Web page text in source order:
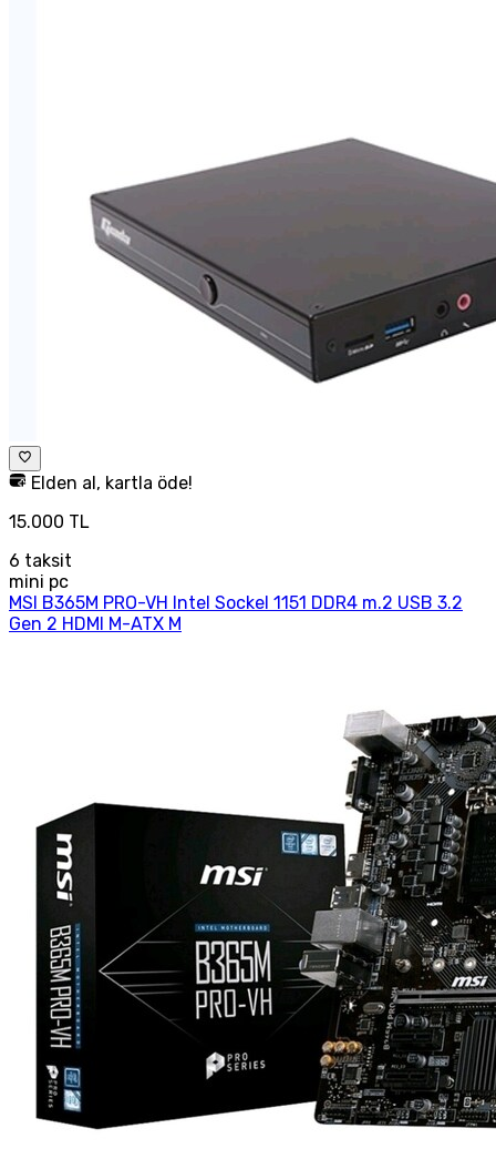
Elden al, kartla öde!
15.000 TL
6 taksit
mini pc
MSI B365M PRO-VH Intel Sockel 1151 DDR4 m.2 USB 3.2
Gen 2 HDMI M-ATX M